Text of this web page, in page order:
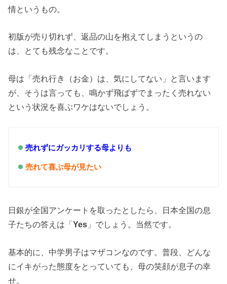
情というもの。
初版が売り切れず、返品の山を抱えてしまうというの
は、とても残念なことです。
母は「売れ行き（お金）は、気にしてない」と言います
が、そうは言っても、鳴かず飛ばずでまったく売れない
という状況を喜ぶワケはないでしょう。
売れずにガッカリする母よりも
売れて喜ぶ母が見たい
日銀が全国アンケートを取ったとしたら、日本全国の息
子たちの答えは「Yes 」でしょう。当然です。
基本的に、中学男子はマザコンなのです。普段、どんな
にイキがった態度をとっていても、母の笑顔が息子の幸
せ。